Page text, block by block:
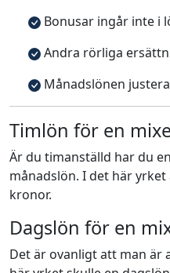
Bonusar ingår inte i
Andra rörliga
Månadslönen
Timlön för en
Är du timanställd har du
månadslön. I det här
kronor.
Dagslön för en
Det är ovanligt att man är